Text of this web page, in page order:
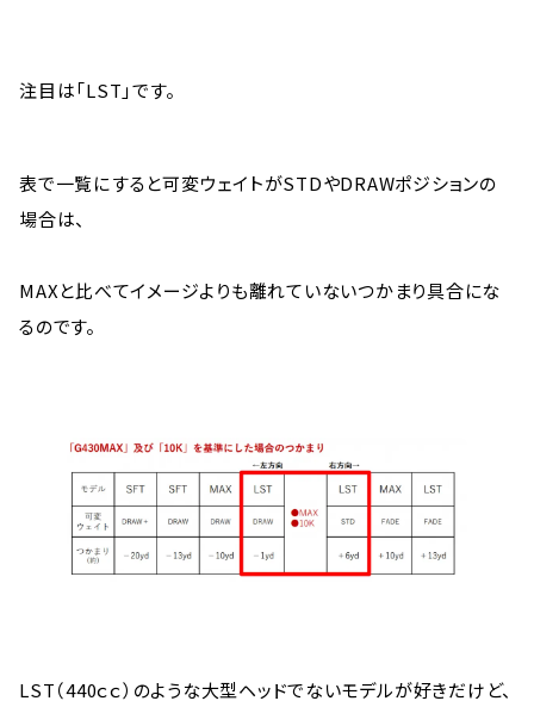
注目は「LST」です。
表で一覧にすると可変ウェイトがSTDやDRAWポジションの
場合は、
MAXと比べてイメージよりも離れていないつかまり具合にな
るのです。
LST（440ｃｃ）のような大型ヘッドでないモデルが好きだけど、